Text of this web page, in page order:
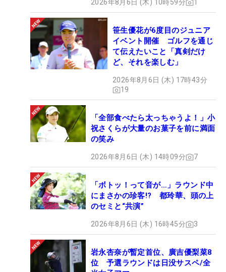
2026年8月6日 (木) 10時59分 1
笹生優花が6度目のジュニア
イベント開催 ゴルフを通じ
て伝えたいこと「真剣だけ
ど、それを楽しむ」
2026年8月6日 (木) 17時43分
19
「全部食べたら太っちゃうよ！」小
祝さくらが大量のお菓子を前に満面
の笑み
2026年8月6日 (木) 14時09分 7
「ボトッ！って音が…」ラウンド中
にまさかの珍客!? 都玲華、頭の上
のセミと“共演”
2026年8月6日 (木) 16時45分 3
岩永杏奈が暫定首位、廣吉優梨菜8
位 予選ラウンドは日没サスペ/全